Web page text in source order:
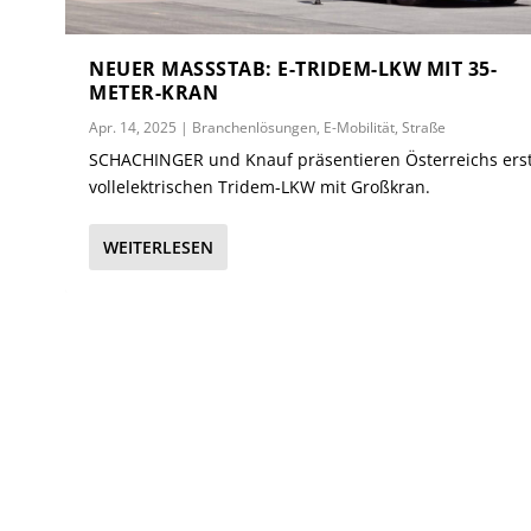
NEUER MASSSTAB: E-TRIDEM-LKW MIT 35-M
ETER-KRAN
Apr. 14, 2025 | Branchenlösungen, E-Mobilität,Straße
SCHACHINGER und Knauf präsentieren Österreichs
vollelektrischen Tridem-LKW mit Großkran.
WEITERLESEN